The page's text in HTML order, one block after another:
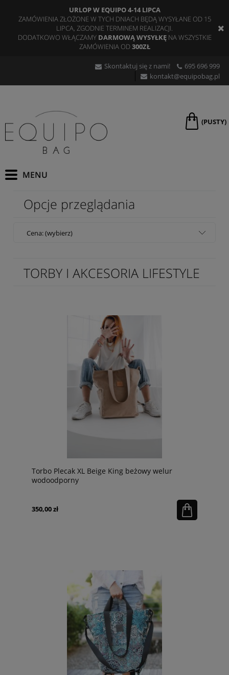
URLOP W EQUIPO 4-14 LIPCA
ZAMÓWIENIA ZŁOŻONE W TYCH DNIACH BĘDĄ WYSYŁANE OD 15
LIPCA, ZGODNIE TERMINEM REALIZACJI.
DODATKOWO WŁĄCZAMY DARMOWĄ WYSYŁKĘNA WSZYSTKIE
ZAMÓWIENIA OD300ZŁ
Skontaktuj się z nami!
695 696 999
kontakt@equipobag.pl
(PUSTY)
Opcje przeglądania
Cena: (wybierz)
TORBY I AKCESORIA LIFESTYLE
Torbo Plecak XL Beige King beżowy welur
wodoodporny
350,00 zł